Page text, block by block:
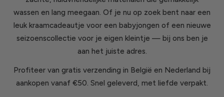
wassen en lang meegaan. Of je nu op zoek bent naar een
leuk kraamcadeautje voor een babyjongen of een nieuwe
seizoenscollectie voor je eigen kleintje — bij ons ben je
aan het juiste adres.
Profiteer van gratis verzending in België en Nederland bij
aankopen vanaf €50. Snel geleverd, met liefde verpakt.